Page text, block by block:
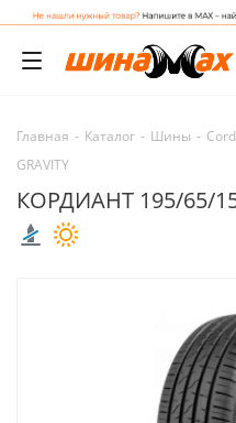
Главная - Каталог - Шины -
GRAVITY
КОРДИАНТ 195/65/15